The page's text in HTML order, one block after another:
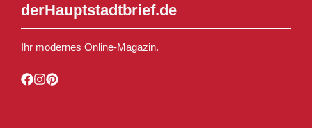
derHauptstadtbrief.de
Ihr modernes Online-Magazin.